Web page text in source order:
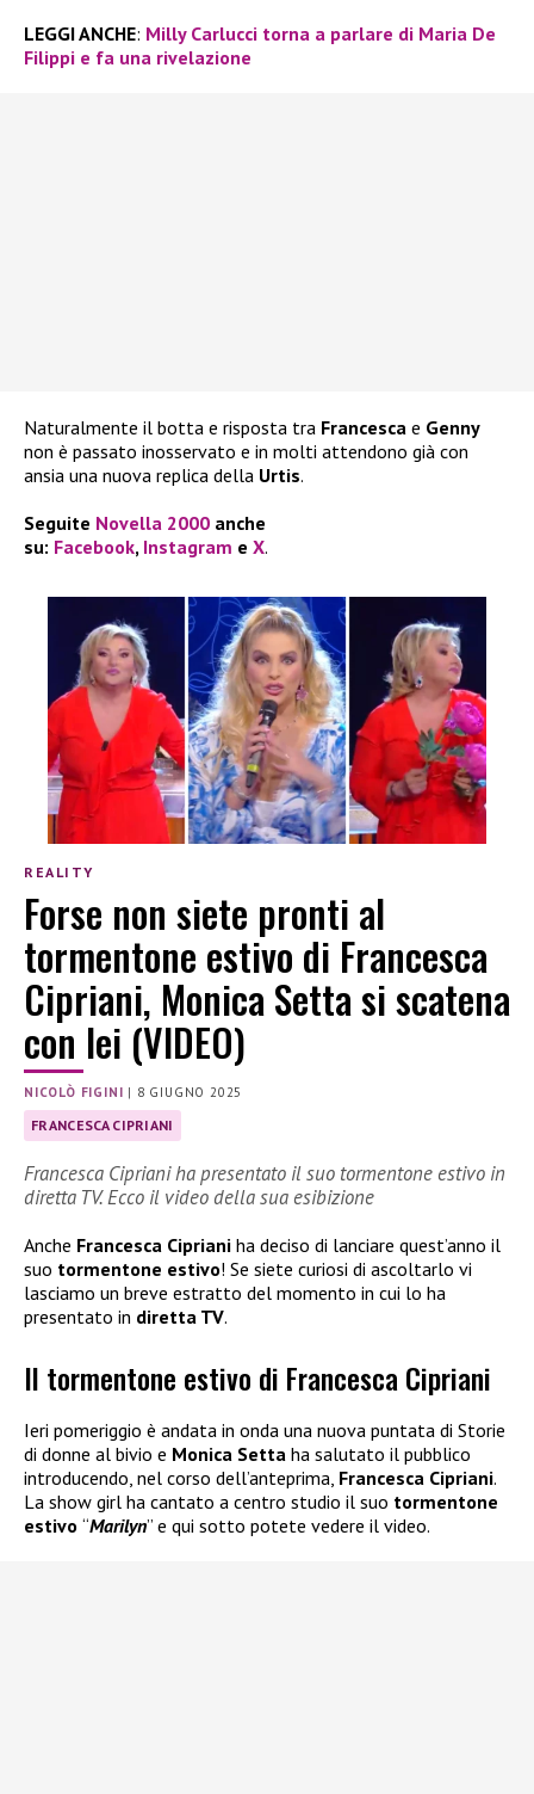
LEGGI ANCHE: Milly Carlucci torna a parlare di Maria De
Filippi e fa una rivelazione
Naturalmente il botta e risposta tra Francesca e Genny
non è passato inosservato e in molti attendono già con
ansia una nuova replica della Urtis.
Seguite Novella 2000 anche
su: Facebook, Instagram e X.
REALITY
Forse non siete pronti al
tormentone estivo di Francesca
Cipriani, Monica Setta si scatena
con lei (VIDEO)
NICOLÒ FIGINI | 8 GIUGNO 2025
FRANCESCA CIPRIANI
Francesca Cipriani ha presentato il suo tormentone estivo in
diretta TV. Ecco il video della sua esibizione
Anche Francesca Cipriani ha deciso di lanciare quest’anno il
suo tormentone estivo! Se siete curiosi di ascoltarlo vi
lasciamo un breve estratto del momento in cui lo ha
presentato in diretta TV.
Il tormentone estivo di Francesca Cipriani
Ieri pomeriggio è andata in onda una nuova puntata di Storie
di donne al bivio e Monica Setta ha salutato il pubblico
introducendo, nel corso dell’anteprima, Francesca Cipriani.
La show girl ha cantato a centro studio il suo tormentone
estivo “Marilyn” e qui sotto potete vedere il video.